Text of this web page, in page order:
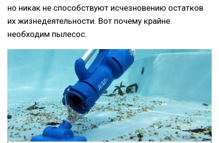
но никак не способствуют исчезновению остатков
их жизнедеятельности. Вот почему крайне
необходим пылесос.